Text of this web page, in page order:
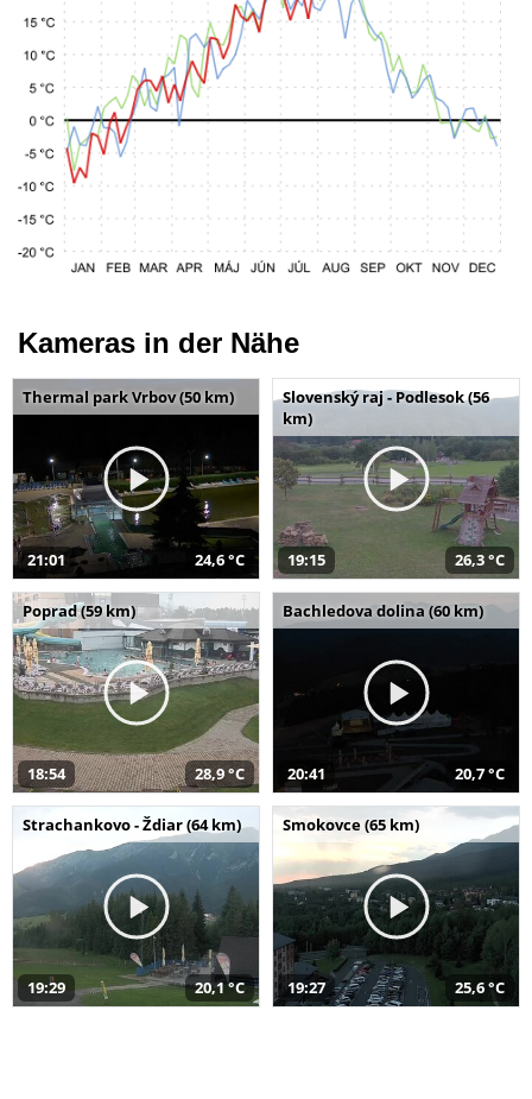
Kameras in der Nähe
Thermal park Vrbov (50 km)
21:01 24,6 °C
Slovenský raj - Podlesok (56
km)
19:15 26,3 °C
Poprad (59 km)
18:54 28,9 °C
Bachledova dolina (60 km)
20:41 20,7 °C
Strachankovo - Ždiar (64 km)
19:29 20,1 °C
Smokovce (65 km)
19:27 25,6 °C